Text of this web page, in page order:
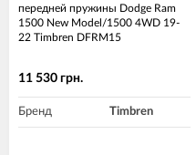
передней пружины Dodge Ram
1500 New Model/1500 4WD 19-
22 Timbren DFRM15
11 530 грн.
Бренд Timbren